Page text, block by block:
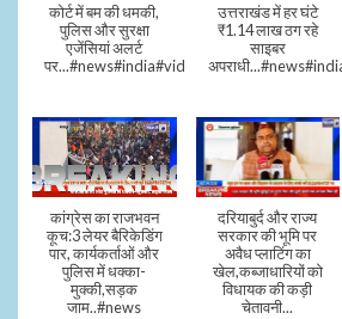
कोर्ट में बम की धमकी,
पुलिस और सुरक्षा
एजेंसियां अलर्ट
पर...#news#india#video#viral
उत्तराखंड में हर घंटे
₹1.14 लाख ठग रहे
साइबर
कांग्रेस का राजभवन
कूच:3 लेयर बैरिकेडिंग
पार, कार्यकर्ताओं और
पुलिस में धक्का-
मुक्की,सड़क
जाम..#news
दरियाबुर्द और राज्य
सरकार की भूमि पर
अवैध प्लाटिंग का
खेल,कब्जाधारियों को
विधायक की कड़ी
चेतावनी...